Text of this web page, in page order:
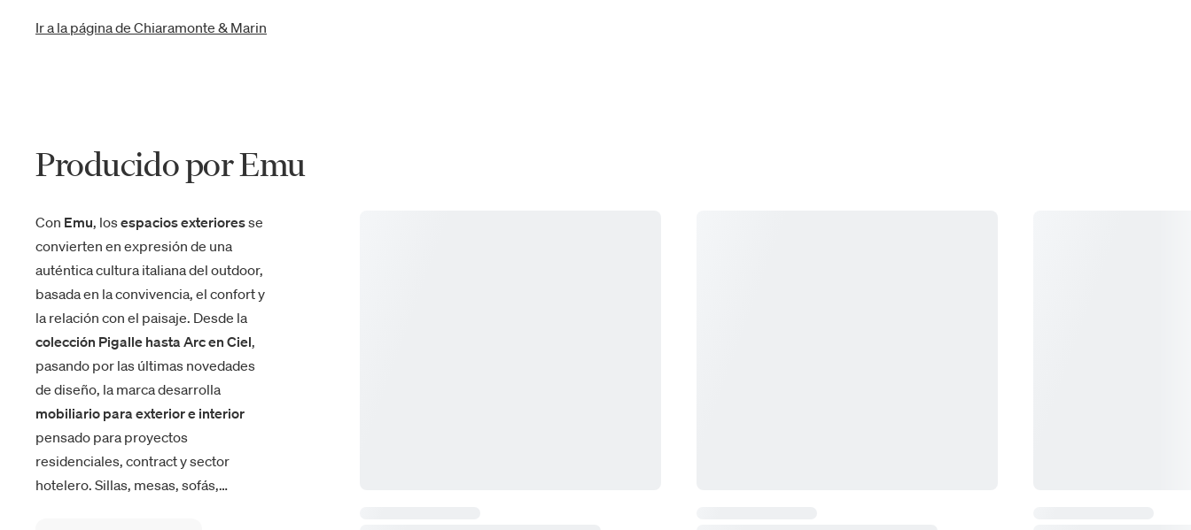
Ir a la página de Chiaramonte & Marin
Producido por Emu
Con Emu, losespacios exterioresse
convierten en expresión de una
auténtica cultura italiana del outdoor,
basada en la convivencia, el confort y
la relación con el paisaje. Desde la
colección Pigalle hasta Arc en Ciel,
pasando por las últimas novedades
de diseño, la marca desarrolla
mobiliario para exterior e interior
pensado para proyectos
residenciales, contract y sector
hotelero. Sillas, mesas, sofás,